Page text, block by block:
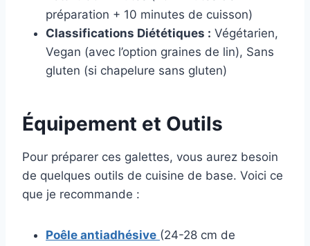
préparation + 10 minutes de cuisson)
Classifications Diététiques : Végétarien,
Vegan (avec l’option graines de lin), Sans
gluten (si chapelure sans gluten)
Équipement et Outils
Pour préparer ces galettes, vous aurez besoin
de quelques outils de cuisine de base. Voici ce
que je recommande :
Poêle antiadhésive (24-28 cm de